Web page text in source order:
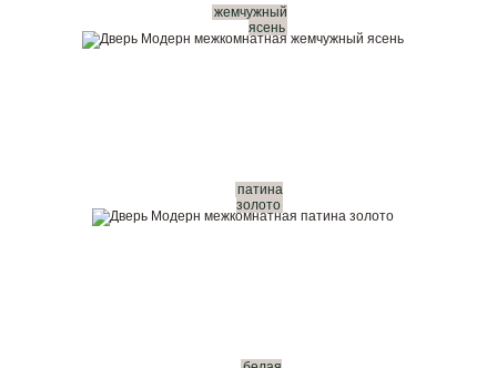
жемчужный
ясень
патина
золото